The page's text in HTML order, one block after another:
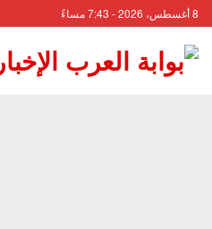
8 أغسطس، 2026 - 7:43 مساءً